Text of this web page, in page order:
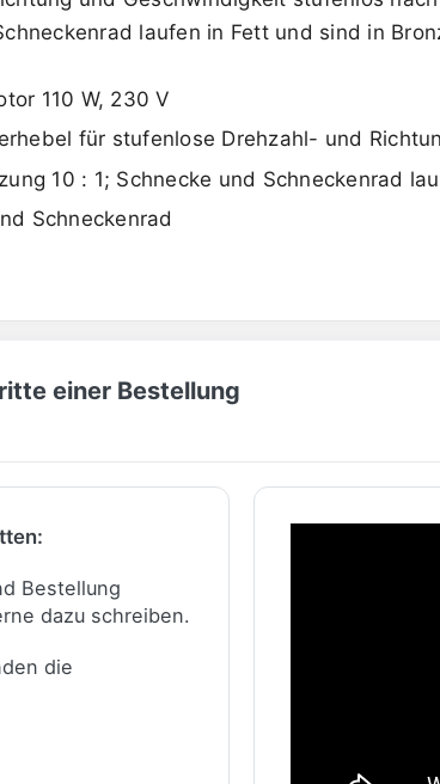
laufen in Fett und sind in
110 W, 230 V
für stufenlose Drehzahl- und
10 : 1; Schnecke und Schneckenrad
Schneckenrad
einer Bestellung
Bestellung
dazu schreiben.
die